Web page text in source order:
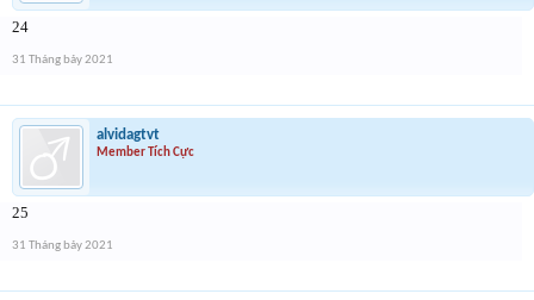
24
31 Tháng bảy 2021
alvidagtvt
Member Tích Cực
25
31 Tháng bảy 2021